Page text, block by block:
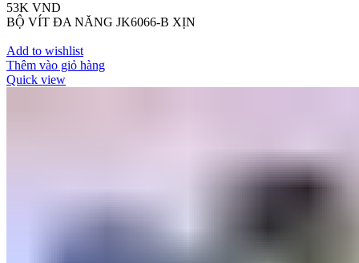
53K VND
BỘ VÍT ĐA NĂNG JK6066-B XỊN
Add to wishlist
Thêm vào giỏ hàng
Quick view